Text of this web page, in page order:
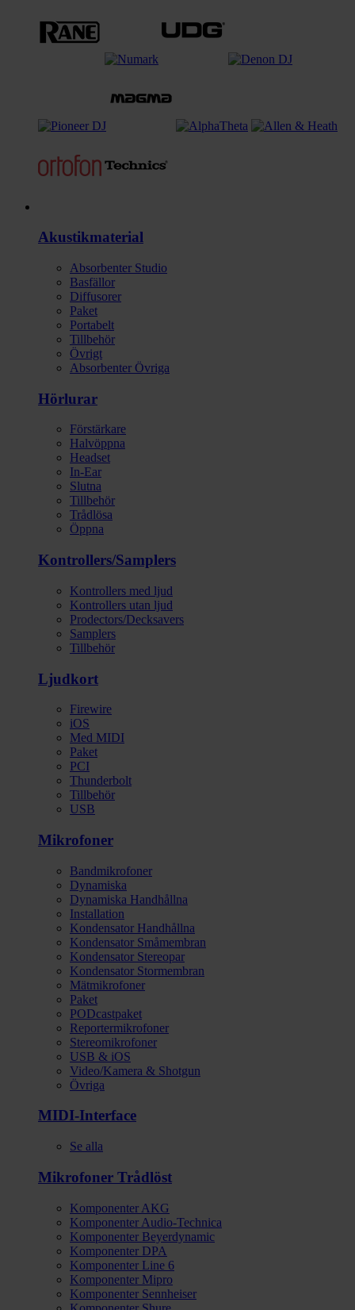
Akustikmaterial
Absorbenter Studio
Basfällor
Diffusorer
Paket
Portabelt
Tillbehör
Övrigt
Absorbenter Övriga
Hörlurar
Förstärkare
Halvöppna
Headset
In-Ear
Slutna
Tillbehör
Trådlösa
Öppna
Kontrollers/Samplers
Kontrollers med ljud
Kontrollers utan ljud
Prodectors/Decksavers
Samplers
Tillbehör
Ljudkort
Firewire
iOS
Med MIDI
Paket
PCI
Thunderbolt
Tillbehör
USB
Mikrofoner
Bandmikrofoner
Dynamiska
Dynamiska Handhållna
Installation
Kondensator Handhållna
Kondensator Småmembran
Kondensator Stereopar
Kondensator Stormembran
Mätmikrofoner
Paket
PODcastpaket
Reportermikrofoner
Stereomikrofoner
USB & iOS
Video/Kamera & Shotgun
Övriga
MIDI-Interface
Se alla
Mikrofoner Trådlöst
Komponenter AKG
Komponenter Audio-Technica
Komponenter Beyerdynamic
Komponenter DPA
Komponenter Line 6
Komponenter Mipro
Komponenter Sennheiser